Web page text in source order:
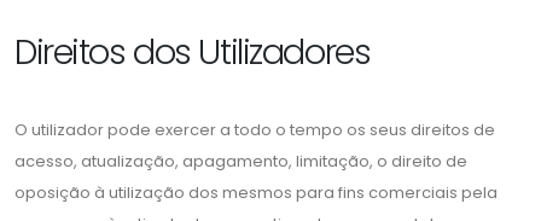
Direitos dos Utilizadores
O utilizador pode exercer a todo o tempo os seus direitos de
acesso, atualização, apagamento, limitação, o direito de
oposição à utilização dos mesmos para fins comerciais pela